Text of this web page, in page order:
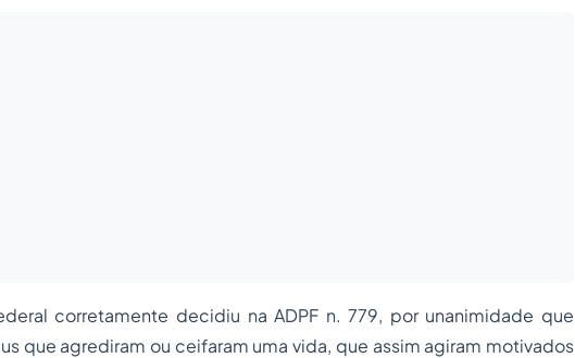
corretamente decidiu na ADPF n. 779, por unanimidade que
que agrediram ou ceifaram uma vida, que assim agiram motivados